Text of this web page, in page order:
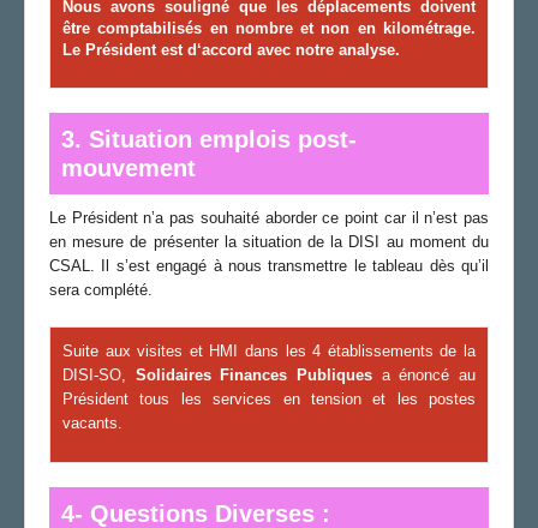
Nous avons souligné que les déplacements doivent
être comptabilisés en nombre et non en kilométrage.
Le Président est d‘accord avec notre analyse.
3. Situation emplois post-
mouvement
Le Président n’a pas souhaité aborder ce point car il n’est pas
en mesure de présenter la situation de la DISI au moment du
CSAL. Il s’est engagé à nous transmettre le tableau dès qu’il
sera complété.
Suite aux visites et HMI dans les 4 établissements de la
DISI-SO, Solidaires Finances Publiques a énoncé au
Président tous les services en tension et les postes
vacants.
4- Questions Diverses :